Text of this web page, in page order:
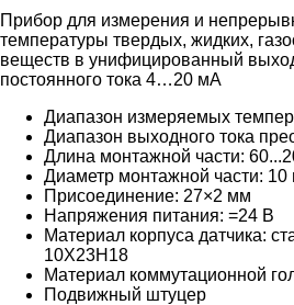
Прибор для измерения и
температуры твердых, жидких,
веществ в унифицированный
постоянного тока 4…20 мА
Диапазон измеряемых
Диапазон выходного тока
Длина монтажной части:
Диаметр монтажной части: 10
Присоединение: 27×2 мм
Напряжения питания: =24 В
Материал корпуса датчика:
10Х23Н18
Материал коммутационной
Подвижный штуцер